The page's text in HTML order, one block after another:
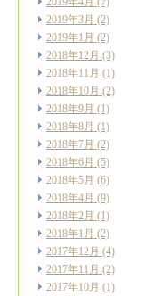
2019年3月 (2)
2019年1月 (2)
2018年12月 (3)
2018年11月 (1)
2018年10月 (2)
2018年9月 (1)
2018年8月 (1)
2018年7月 (2)
2018年6月 (5)
2018年5月 (6)
2018年4月 (9)
2018年2月 (1)
2018年1月 (2)
2017年12月 (4)
2017年11月 (2)
2017年10月 (1)